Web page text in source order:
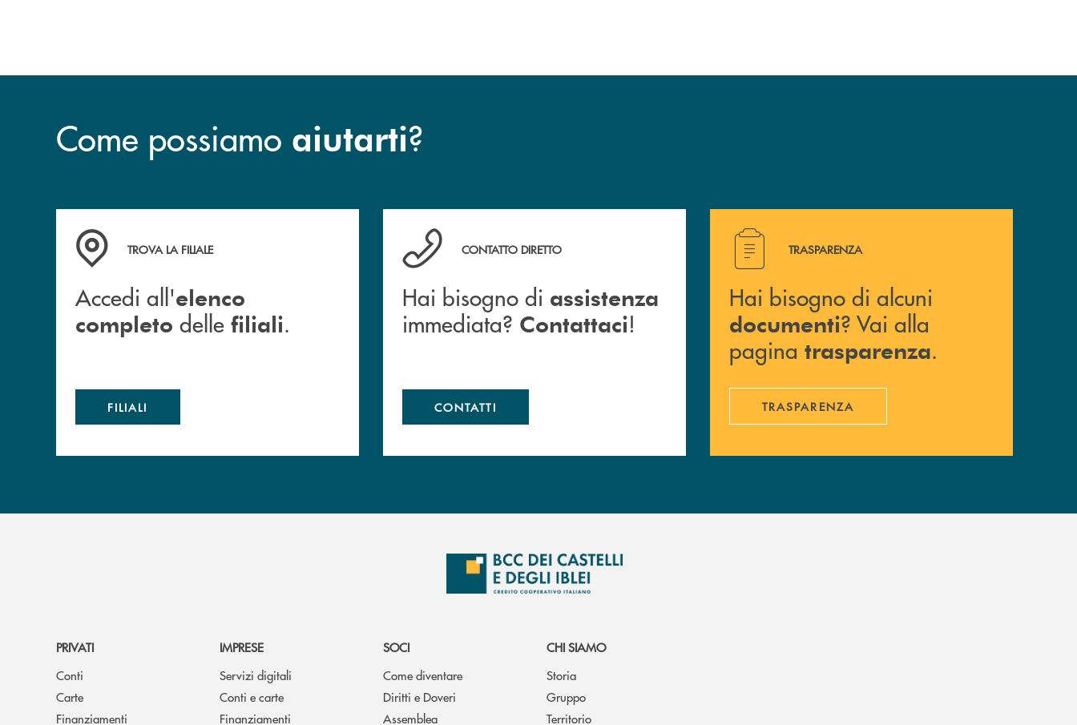
Come possiamo aiutarti?
Accedi all' elenco completo delle filiali .
TROVA LA FILIALE
Accedi all'elenco
completo delle filiali.
FILIALI
Hai bisogno di assistenza immediata? Contattaci !
CONTATTO DIRETTO
Hai bisogno di assistenza
immediata? Contattaci!
CONTATTI
Hai bisogno di alcuni documenti ? Vai alla pagina
TRASPARENZA
Hai bisogno di alcuni
documenti? Vai alla
pagina trasparenza.
TRASPARENZA
PRIVATI
Conti
Carte
Finanziamenti
IMPRESE
Servizi digitali
Conti e carte
Finanziamenti
SOCI
Come diventare
Diritti e Doveri
Assemblea
CHI SIAMO
Storia
Gruppo
Territorio